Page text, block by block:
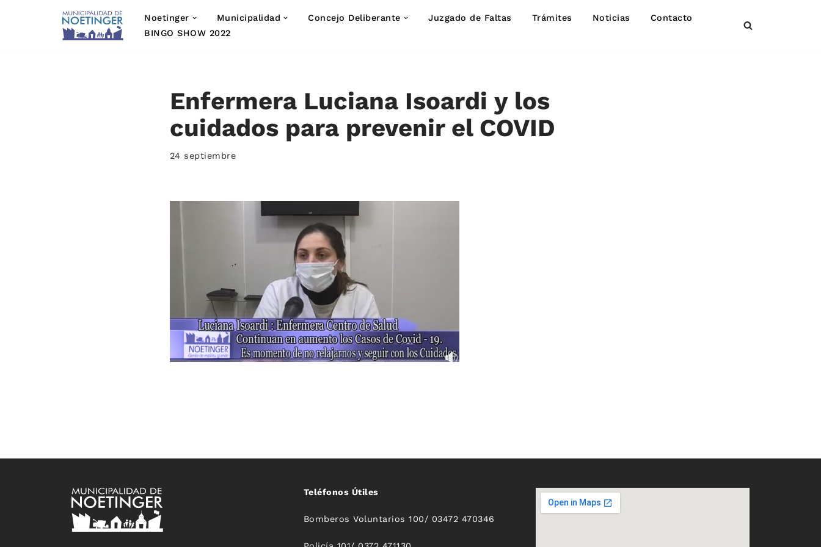
Noetinger Municipalidad Concejo Deliberante Juzgado de Faltas Trámites Noticias
Contacto
BINGO SHOW 2022
Enfermera Luciana Isoardi y los
cuidados para prevenir el COVID
24 septiembre
Teléfonos Útiles
Bomberos Voluntarios 100/ 03472 470346